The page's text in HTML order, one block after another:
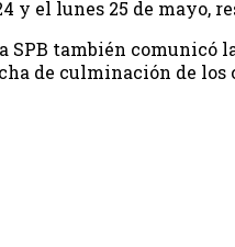
y el lunes 25 de mayo,
SPB también comunicó
de culminación de los